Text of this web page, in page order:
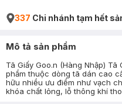
337 Chi nhánh tạm hết
Mô tả sản phẩm
Tã Giấy Goo.n (Hàng Nhập) Tã
phẩm thuộc dòng tã dán cao
hữu nhiều ưu điểm như vạch
khóa chất lỏng, lỗ thông khí